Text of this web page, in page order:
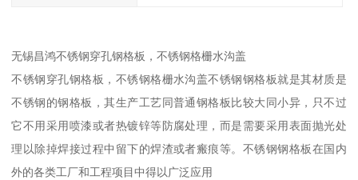
无锡昌鸿不锈钢穿孔钢格板，不锈钢格栅水沟盖
不锈钢穿孔钢格板，不锈钢格栅水沟盖不锈钢钢格板就是其材质是
不锈钢的钢格板，其生产工艺同普通钢格板比较大同小异，只不过
它不用采用喷漆或者热镀锌等防腐处理，而是需要采用表面抛光处
理以除掉焊接过程中留下的焊渣或者瘢痕等。不锈钢钢格板在国内
外的各类工厂和工程项目中得以广泛应用